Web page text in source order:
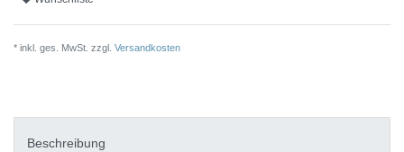
* inkl. ges. MwSt. zzgl. Versandkosten
Beschreibung